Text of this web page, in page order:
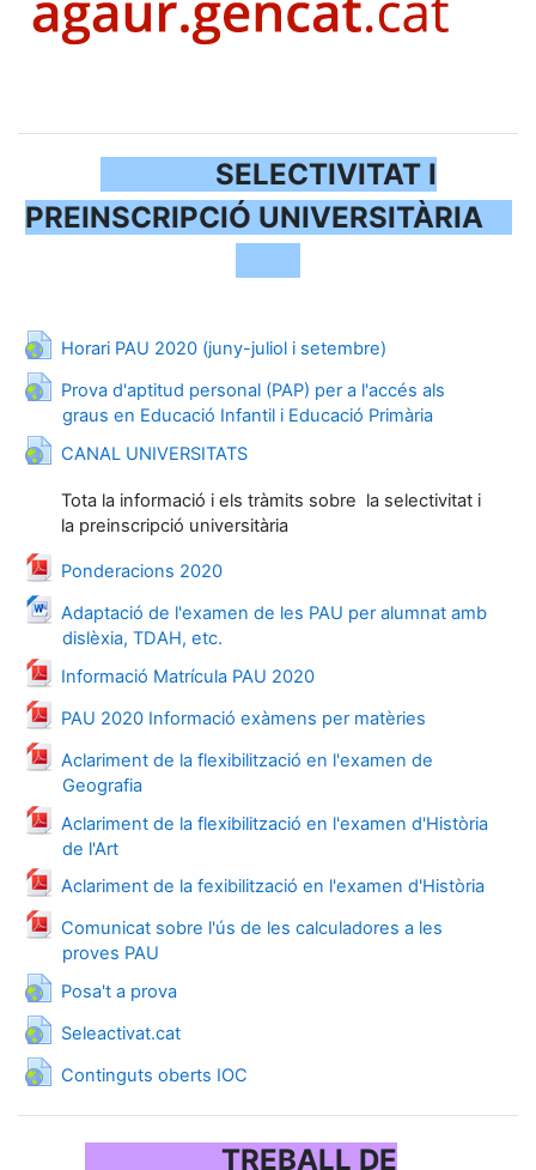
SELECTIVITAT I
PREINSCRIPCIÓ UNIVERSITÀRIA
Horari PAU 2020 (juny-juliol i setembre)
URL
Prova d'aptitud personal (PAP) per a l'accés als
graus en Educació Infantil i Educació Primària
URL
CANAL UNIVERSITATS
URL
Tota la informació i els tràmits sobre la selectivitat i
la preinscripció universitària
Ponderacions 2020
URL
Adaptació de l'examen de les PAU per alumnat amb
dislèxia, TDAH, etc.
Fitxer
Informació Matrícula PAU 2020
Fitxer
PAU 2020 Informació exàmens per matèries
Fitxer
Aclariment de la flexibilització en l'examen de
Geografia
Fitxer
Aclariment de la flexibilització en l'examen d'Història
de l'Art
Fitxer
Aclariment de la fexibilització en l'examen d'Història
Fitxer
Comunicat sobre l'ús de les calculadores a les
proves PAU
Fitxer
Posa't a prova
URL
Seleactivat.cat
URL
Continguts oberts IOC
URL
TREBALL DE